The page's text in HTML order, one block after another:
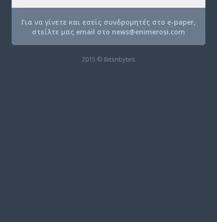
Για να γίνετε και εσείς συνδρομητές στο e-paper,
στείλτε μας email στο news@enimerosi.com
2015 © Bitsnbytes